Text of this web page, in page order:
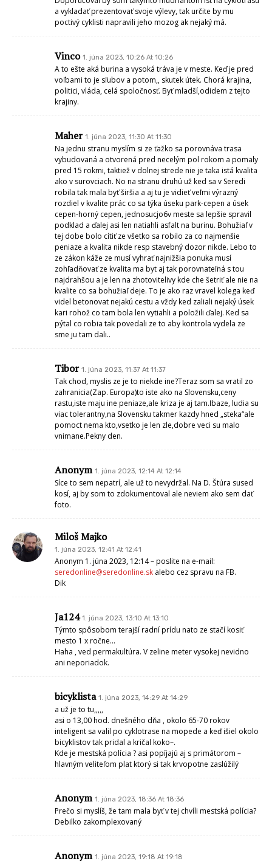
Tak chod, myslis ze je to niekde ine?Teraz som sa vratil zo
zahranicia(Zap. Europa)to iste ako na Slovensku,ceny rastu,iste maju ine
peniaze,ale kriza je aj tam.Ibaze, ludia su viac tolerantny,na Slovensku
takmer kazdy hned „steka“ale pomoct nema kto,vsetko je len zle,dobre
veci su malo vnimane.Pekny den.
Anonym
Síce to sem nepatrí, ale už to nevydržal. Na D. Štúra sused kosí, aj by
som to zdokumentoval ale neviem ako sem dať foto.
Miloš Majko
1. júna 2023, 12:41 At 12:41
Anonym 1. júna 2023, 12:14 – poslite na e-mail:
seredonline@seredonline.sk alebo cez spravu na FB.
Dik
Ja124 1. júna 2023, 13:10 At 13:10
Týmto spôsobom terajší radní prídu nato ze stačí kosiť mesto 1 x
Haha , ved permakultúra. V zeline meter vysokej nevidno ani
asi o 13,00 hod. dnešného dňa , okolo 65-70 rokov inteligent sa valil po
cyklotrase na mopede a keď išiel okolo bicyklistov tak pridal a kričal
Kde je mestská polícia ? asi popíjajú aj s primátorom – hlavným
veliteľom plat ktorý si tak krvopotne zaslúžilý
zakomplexovaný
Anonym
https://m.mojevideo.sk/58bi
Obcan 1. júna 2023, 20:48 At 20:48
Podnet obcana o 90 kg matke je hodny tak akurat toho pofiderneho
pre anonyma
Telefonovali s Pezinka, že dovolenka ti už skončila, tak sa okamžite vráť,
lebo ťa dajú hľadať políciou.
Anonym 1. júna 2023, 23:53 At 23:53
Ja to nechápem. Mám odjazdené na bicykli pol Európy, ale to ako tu
nadávame na cyklotrasu asi nikde nie je. To je ešte luxusná v porovnaní
s Napr. Rakúskom. To je väčšinou udupaný makadam alebo poľná
cesta. My máme sfalt a nadávame. Mne to takto vyhovuje. Aspoň
nemusím s deťmi ísť po hlavnej ceste. Keby to bola len poľná cesta ani
to vy mi nevadilo. Pokial tam nie sú kaluže a vyjazdené koľaje tak pre
nepíše čo sa deje na úrade. Aké kšefty tam sú.
Anonym 1. júna 2023, 23:53 – kontakt na mna je zverejneny.